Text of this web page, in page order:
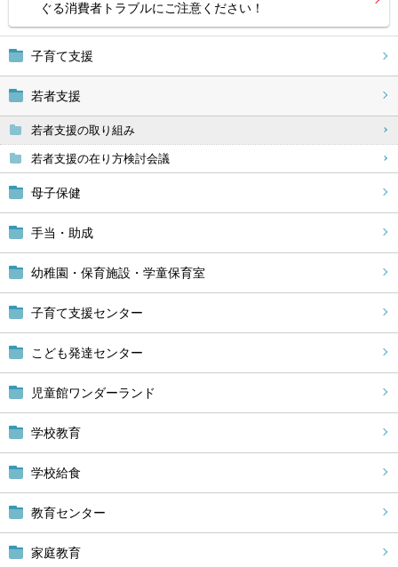
子育て支援
若者支援
若者支援の取り組み
若者支援の在り方検討会議
母子保健
手当・助成
幼稚園・保育施設・学童保育室
子育て支援センター
こども発達センター
児童館ワンダーランド
学校教育
学校給食
教育センター
家庭教育
ぐる消費者トラブルにご注意ください！